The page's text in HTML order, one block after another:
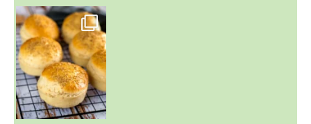
~ BUNS MAISON ~
Un peu de boulange par ici au